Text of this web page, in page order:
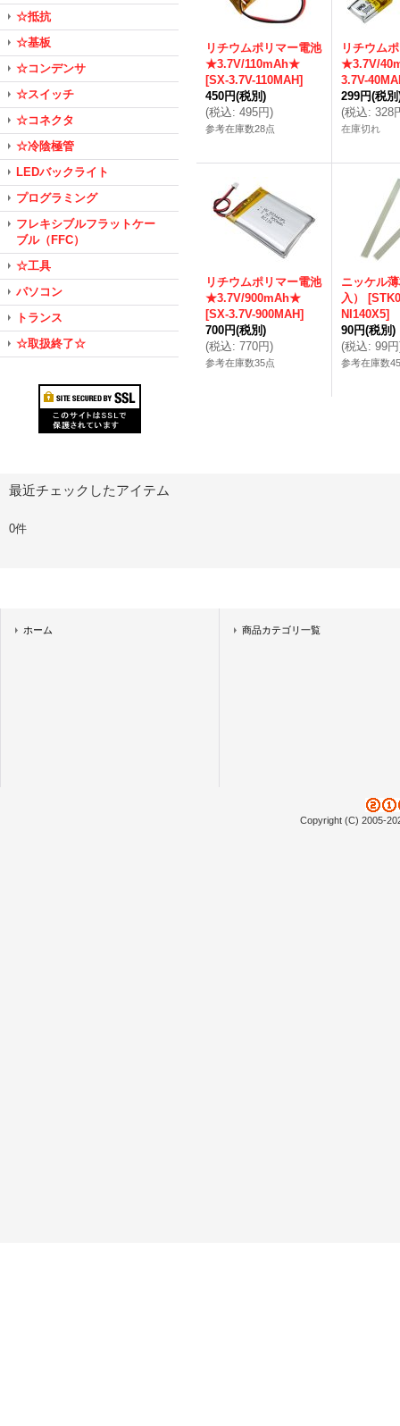
☆抵抗
☆基板
☆コンデンサ
☆スイッチ
☆コネクタ
☆冷陰極管
LEDバックライト
プログラミング
フレキシブルフラットケー
ブル（FFC）
☆工具
パソコン
トランス
☆取扱終了☆
リチウムポリマー電池
★3.7V/110mAh★
[SX-3.7V-110MAH]
450円(税別)
(税込: 495円)
参考在庫数28点
リチウム
★3.7V/
3.7V-
299円(税別
(税込: 328
在庫切れ
リチウムポリマー電池
★3.7V/900mAh★
[SX-3.7V-900MAH]
700円(税別)
(税込: 770円)
参考在庫数35点
ニッケル
入）
[
NI140X5]
90円(税別)
(税込: 99円
参考在庫数
最近チェックしたアイテム
0件
ホーム 商品カテゴリ一覧
Copyright (C) 2005-